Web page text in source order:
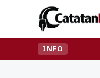
INFO